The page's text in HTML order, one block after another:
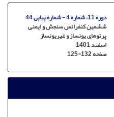
دوره 11، شماره 4 - شماره پیاپی 44
ششمین کنفرانس سنجش و ایمنی
پرتوهای یونساز و غیریونساز
اسفند 1401
صفحه125-132